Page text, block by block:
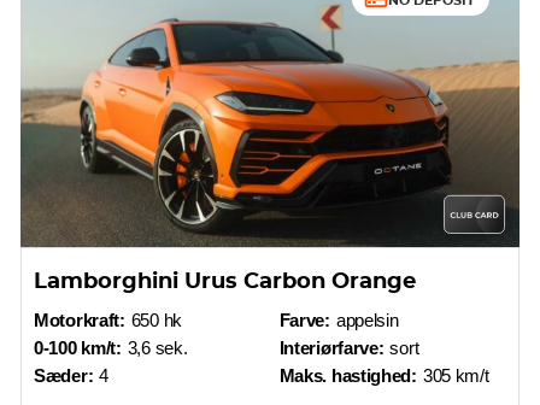
Lamborghini Urus Carbon Orange
Motorkraft: 650 hk
0-100 km/t: 3,6 sek.
Sæder: 4
Farve: appelsin
Interiørfarve: sort
Maks. hastighed: 305 km/t